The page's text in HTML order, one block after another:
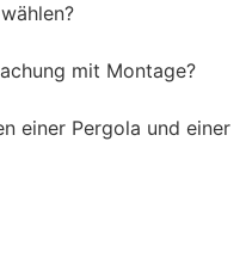
mit Montage?
einer Pergola und einer